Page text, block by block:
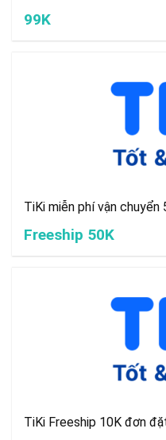
99K
TiKi miễn phí vận
Freeship 50K
TiKi Freeship 10K đơn